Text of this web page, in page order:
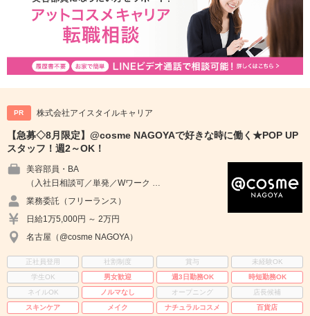
PR 株式会社アイスタイルキャリア
【急募◇8月限定】@cosme NAGOYAで好きな時に働く★POP UP
スタッフ！週2～OK！
美容部員・BA
（入社日相談可／単発／Wワーク …
業務委託（フリーランス）
日給1万5,000円 ～ 2万円
名古屋（@cosme NAGOYA）
正社員登用 社割制度 賞与
未経験OK
学生OK
男女歓迎 週3日勤務OK
時短勤務OK
ネイルOK
ノルマなし オープニング
店長候補
スキンケア
メイク ナチュラルコスメ 百貨店